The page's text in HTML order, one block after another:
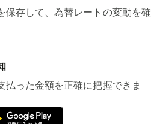
保存して、為替レートの変動を確
払った金額を正確に把握できま